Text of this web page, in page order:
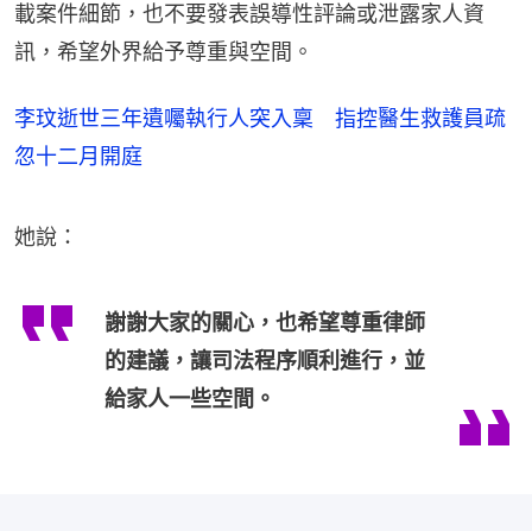
載案件細節，也不要發表誤導性評論或泄露家人資
訊，希望外界給予尊重與空間。
李玟逝世三年遺囑執行人突入稟 指控醫生救護員疏
忽十二月開庭
她說：
謝謝大家的關心，也希望尊重律師
的建議，讓司法程序順利進行，並
給家人一些空間。